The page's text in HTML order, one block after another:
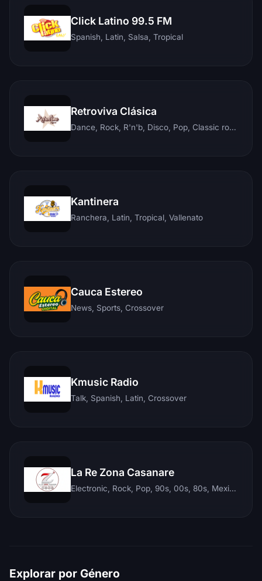
Click Latino 99.5 FM
Spanish, Latin, Salsa, Tropical
Retroviva Clásica
Dance, Rock, R'n'b, Disco, Pop, Classic rock, Techno, Reggae
Kantinera
Ranchera, Latin, Tropical, Vallenato
Cauca Estereo
News, Sports, Crossover
Kmusic Radio
Talk, Spanish, Latin, Crossover
La Re Zona Casanare
Electronic, Rock, Pop, 90s, 00s, 80s, Mexican, Ranchera, Reggaeton, Instrumental, Salsa, Merengue, Tropical, Romantic, Vallenato, Llanera
Explorar por Género